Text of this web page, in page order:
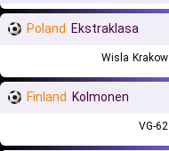
Poland Ekstraklasa
Wisla Krakow
Finland Kolmonen
VG-62